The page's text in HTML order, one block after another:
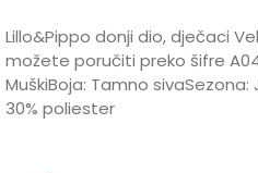
Lillo&Pippo donji dio, dječaci
možete poručiti preko šifre
MuškiBoja: Tamno
30% poliester